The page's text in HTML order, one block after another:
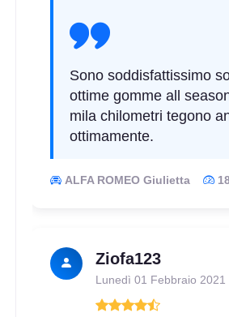
Sono soddisfattissimo
ottime gomme all
mila chilometri tegono
ottimamente.
ALFA ROMEO Giulietta
Ziofa123
Lunedì 01 Febbraio 2021